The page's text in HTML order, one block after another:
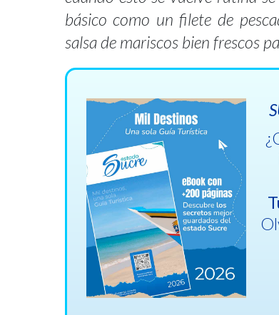
básico como un filete de
salsa de mariscos bien frescos